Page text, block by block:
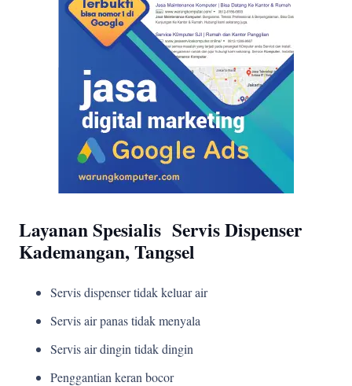
Layanan Spesialis Servis Dispenser
Kademangan, Tangsel
Servis dispenser tidak keluar air
Servis air panas tidak menyala
Servis air dingin tidak dingin
Penggantian keran bocor